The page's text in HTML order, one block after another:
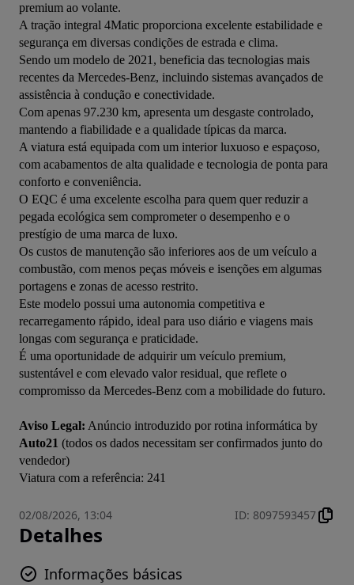
premium ao volante.
A tração integral 4Matic proporciona excelente estabilidade e
segurança em diversas condições de estrada e clima.
Sendo um modelo de 2021, beneficia das tecnologias mais
recentes da Mercedes-Benz, incluindo sistemas avançados de
assistência à condução e conectividade.
Com apenas 97.230 km, apresenta um desgaste controlado,
mantendo a fiabilidade e a qualidade típicas da marca.
A viatura está equipada com um interior luxuoso e espaçoso,
com acabamentos de alta qualidade e tecnologia de ponta para
conforto e conveniência.
O EQC é uma excelente escolha para quem quer reduzir a
pegada ecológica sem comprometer o desempenho e o
prestígio de uma marca de luxo.
Os custos de manutenção são inferiores aos de um veículo a
combustão, com menos peças móveis e isenções em algumas
portagens e zonas de acesso restrito.
Este modelo possui uma autonomia competitiva e
recarregamento rápido, ideal para uso diário e viagens mais
longas com segurança e praticidade.
É uma oportunidade de adquirir um veículo premium,
sustentável e com elevado valor residual, que reflete o
compromisso da Mercedes-Benz com a mobilidade do futuro.
Aviso Legal:
Auto21 (todos os dados necessitam ser confirmados junto do
vendedor)
Viatura com a referência: 241
02/08/2026, 13:04 ID: 8097593457
Detalhes
Informações básicas